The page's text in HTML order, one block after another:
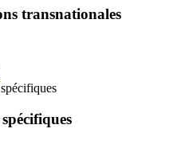
transnationales